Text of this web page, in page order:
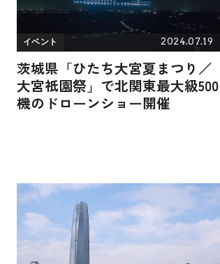
イベント 2024.07.19
茨城県「ひたち大宮夏まつり／
大宮祇園祭」で北関東最大級500
機のドローンショー開催